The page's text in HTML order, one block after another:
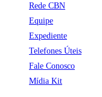
Rede CBN
Equipe
Expediente
Telefones Úteis
Fale Conosco
Mídia Kit